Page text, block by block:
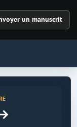
un manuscrit
→